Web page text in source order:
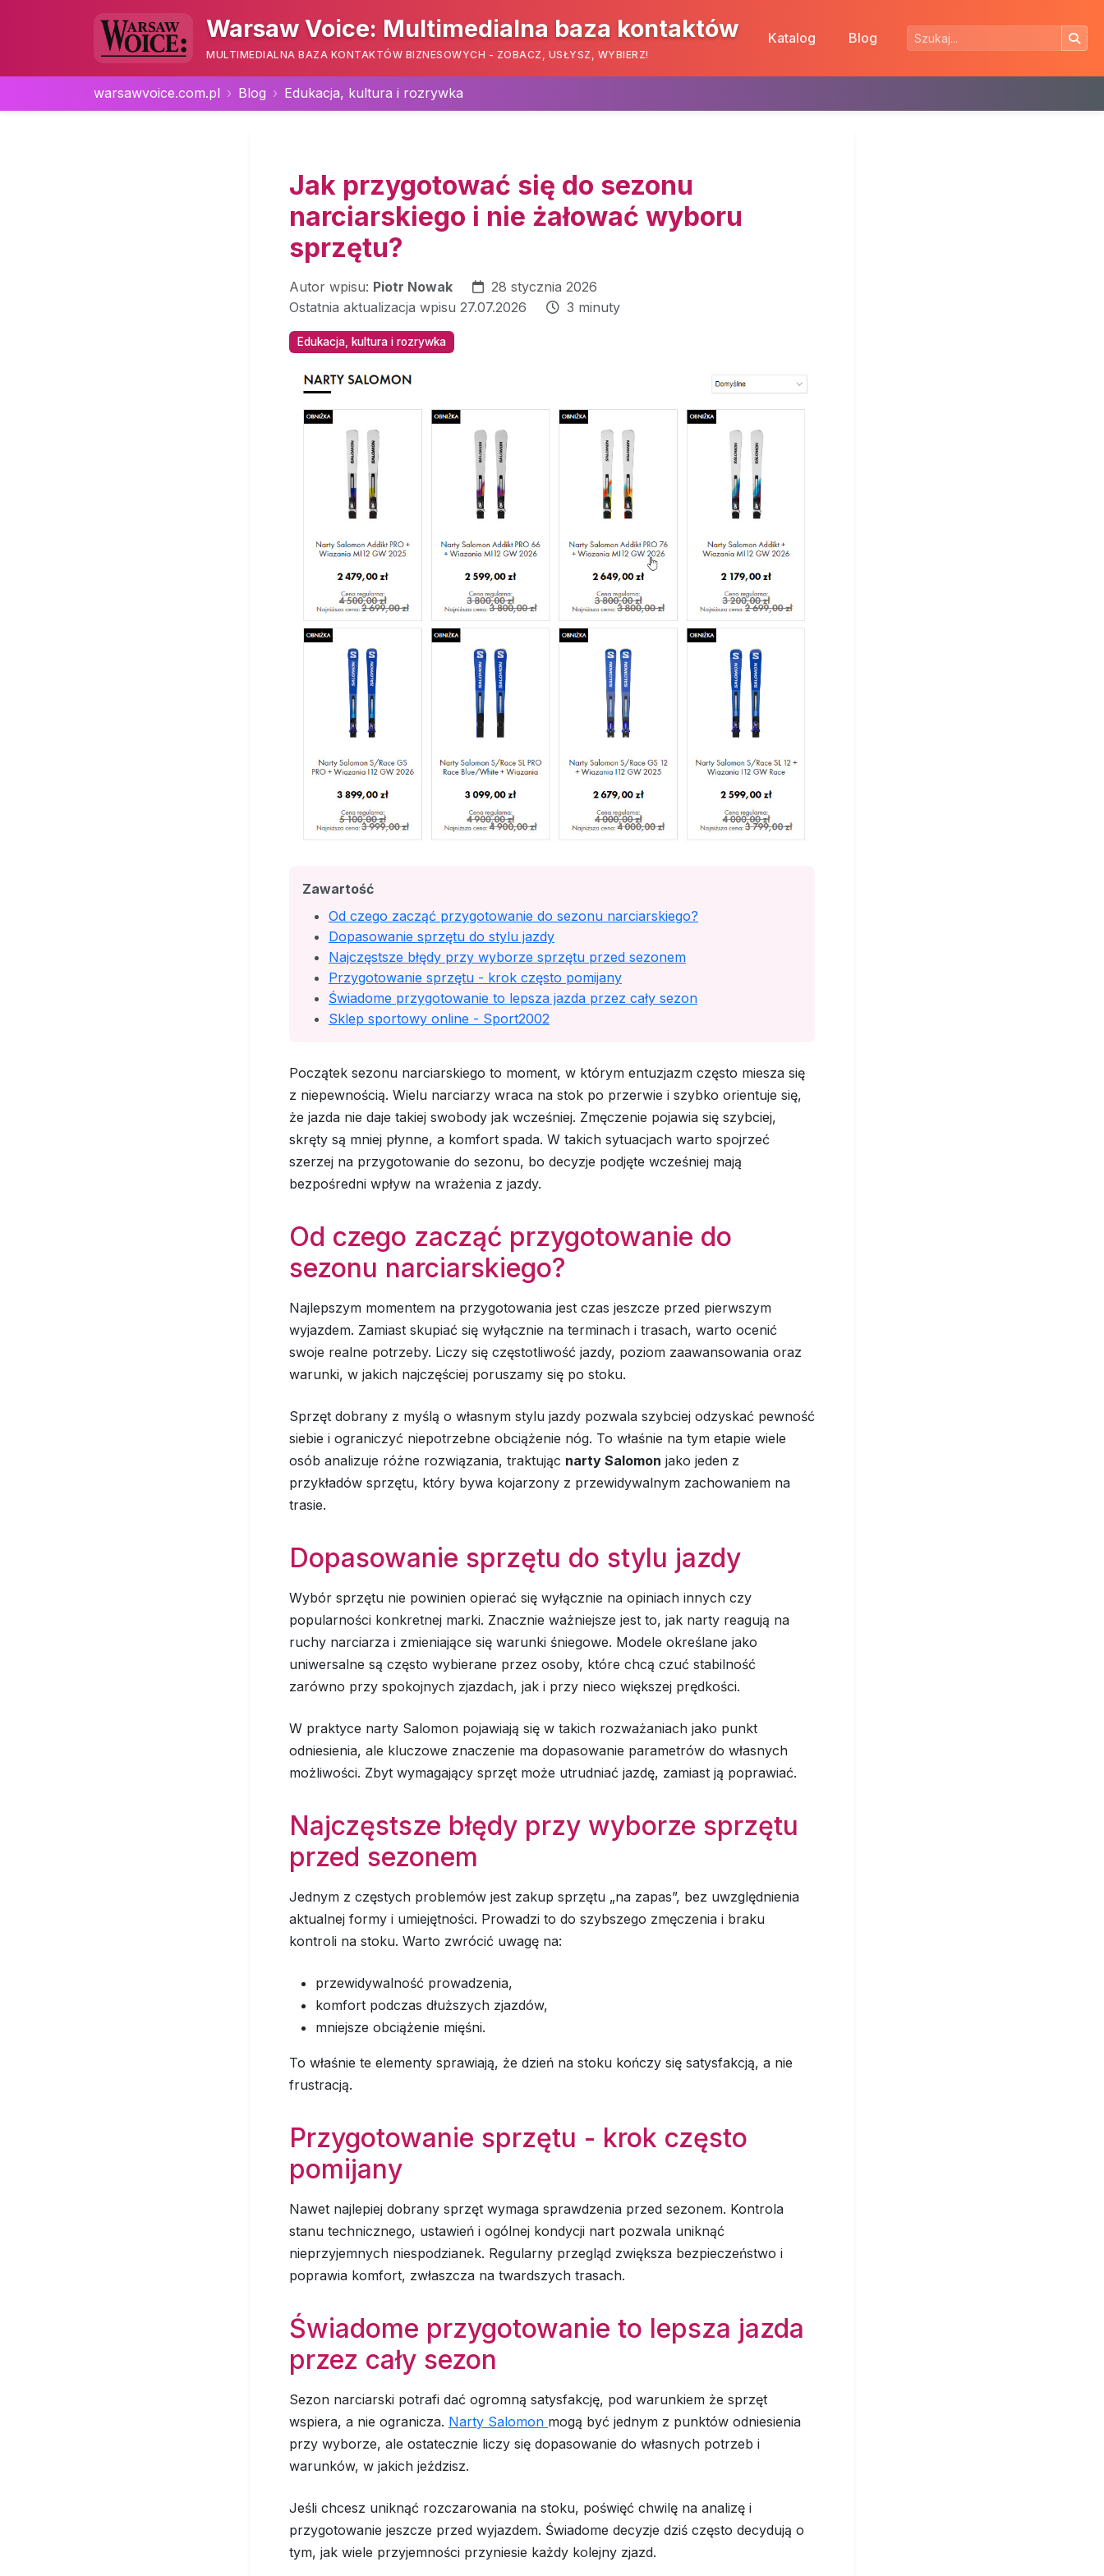
Warsaw Voice: Multimedialna baza kontaktów
MULTIMEDIALNA BAZA KONTAKTÓW BIZNESOWYCH - ZOBACZ, USŁYSZ, WYBIERZ!
Katalog Blog
warsawvoice.com.pl Blog Edukacja, kultura i rozrywka
Jak przygotować się do sezonu
narciarskiego i nie żałować wyboru
sprzętu?
Autor wpisu: Piotr Nowak
28 stycznia 2026
Ostatnia aktualizacja wpisu 27.07.2026
3 minuty
Edukacja, kultura i rozrywka
Zawartość
Od czego zacząć przygotowanie do sezonu narciarskiego?
Dopasowanie sprzętu do stylu jazdy
Najczęstsze błędy przy wyborze sprzętu przed sezonem
Przygotowanie sprzętu - krok często pomijany
Świadome przygotowanie to lepsza jazda przez cały sezon
Sklep sportowy online - Sport2002
Początek sezonu narciarskiego to moment, w którym entuzjazm często miesza się
z niepewnością. Wielu narciarzy wraca na stok po przerwie i szybko orientuje się,
że jazda nie daje takiej swobody jak wcześniej. Zmęczenie pojawia się szybciej,
skręty są mniej płynne, a komfort spada. W takich sytuacjach warto spojrzeć
szerzej na przygotowanie do sezonu, bo decyzje podjęte wcześniej mają
bezpośredni wpływ na wrażenia z jazdy.
Od czego zacząć przygotowanie do
sezonu narciarskiego?
Najlepszym momentem na przygotowania jest czas jeszcze przed pierwszym
wyjazdem. Zamiast skupiać się wyłącznie na terminach i trasach, warto ocenić
swoje realne potrzeby. Liczy się częstotliwość jazdy, poziom zaawansowania oraz
warunki, w jakich najczęściej poruszamy się po stoku.
Sprzęt dobrany z myślą o własnym stylu jazdy pozwala szybciej odzyskać pewność
siebie i ograniczyć niepotrzebne obciążenie nóg. To właśnie na tym etapie wiele
osób analizuje różne rozwiązania, traktując narty Salomon jako jeden z
przykładów sprzętu, który bywa kojarzony z przewidywalnym zachowaniem na
trasie.
Dopasowanie sprzętu do stylu jazdy
Wybór sprzętu nie powinien opierać się wyłącznie na opiniach innych czy
popularności konkretnej marki. Znacznie ważniejsze jest to, jak narty reagują na
ruchy narciarza i zmieniające się warunki śniegowe. Modele określane jako
uniwersalne są często wybierane przez osoby, które chcą czuć stabilność
zarówno przy spokojnych zjazdach, jak i przy nieco większej prędkości.
W praktyce narty Salomon pojawiają się w takich rozważaniach jako punkt
odniesienia, ale kluczowe znaczenie ma dopasowanie parametrów do własnych
możliwości. Zbyt wymagający sprzęt może utrudniać jazdę, zamiast ją poprawiać.
Najczęstsze błędy przy wyborze sprzętu
przed sezonem
Jednym z częstych problemów jest zakup sprzętu „na zapas”, bez uwzględnienia
aktualnej formy i umiejętności. Prowadzi to do szybszego zmęczenia i braku
kontroli na stoku. Warto zwrócić uwagę na:
przewidywalność prowadzenia,
komfort podczas dłuższych zjazdów,
mniejsze obciążenie mięśni.
To właśnie te elementy sprawiają, że dzień na stoku kończy się satysfakcją, a nie
frustracją.
Przygotowanie sprzętu - krok często
pomijany
Nawet najlepiej dobrany sprzęt wymaga sprawdzenia przed sezonem. Kontrola
stanu technicznego, ustawień i ogólnej kondycji nart pozwala uniknąć
nieprzyjemnych niespodzianek. Regularny przegląd zwiększa bezpieczeństwo i
poprawia komfort, zwłaszcza na twardszych trasach.
Świadome przygotowanie to lepsza jazda
przez cały sezon
Sezon narciarski potrafi dać ogromną satysfakcję, pod warunkiem że sprzęt
wspiera, a nie ogranicza. Narty Salomon mogą być jednym z punktów odniesienia
przy wyborze, ale ostatecznie liczy się dopasowanie do własnych potrzeb i
warunków, w jakich jeździsz.
Jeśli chcesz uniknąć rozczarowania na stoku, poświęć chwilę na analizę i
przygotowanie jeszcze przed wyjazdem. Świadome decyzje dziś często decydują o
tym, jak wiele przyjemności przyniesie każdy kolejny zjazd.